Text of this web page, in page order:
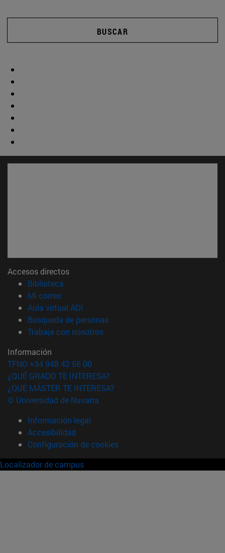
BUSCAR
Accesos directos
Biblioteca
Mi correo(abre en nueva ventana)
Aula virtual ADI
Búsqueda de personas(abre en nueva ventana)
Trabaja con nosotros(abre en nueva ventana)
Información
TFNO +34 948 42 56 00
¿QUÉ GRADO TE INTERESA?
¿QUÉ MÁSTER TE INTERESA?
© Universidad de Navarra
Información legal
Accesibilidad
Configuración de cookies
Localizador de campus